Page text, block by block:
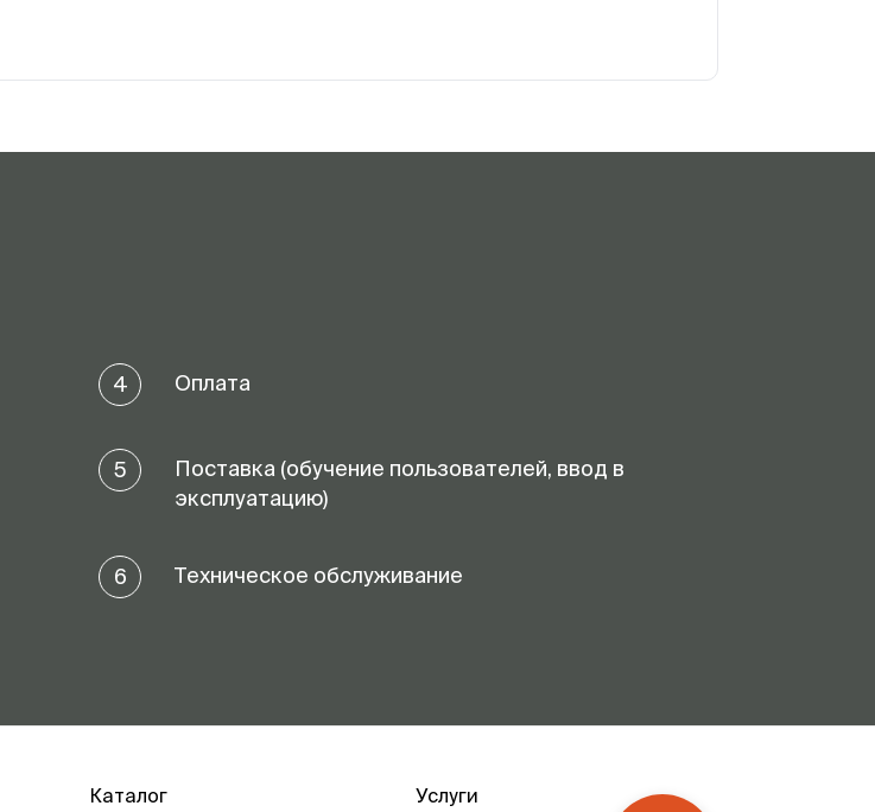
4 Оплата
5
Поставка (обучение пользователей, ввод в
эксплуатацию)
6 Техническое обслуживание
Каталог Услуги